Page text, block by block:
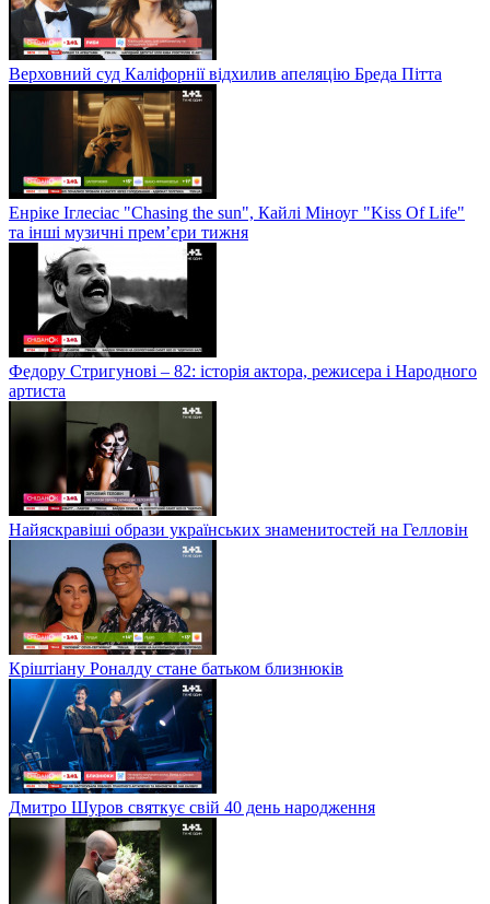
Верховний суд Каліфорнії відхилив апеляцію Бреда Пітта
Енріке Іглесіас "Chasing the sun", Кайлі Міноуг "Kiss Of Life"
та інші музичні прем’єри тижня
Федору Стригунові – 82: історія актора, режисера і Народного
артиста
Найяскравіші образи українських знаменитостей на Гелловін
Кріштіану Роналду стане батьком близнюків
Дмитро Шуров святкує свій 40 день народження